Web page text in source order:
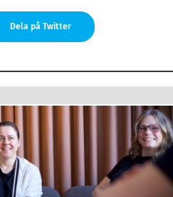
Dela på Twitter